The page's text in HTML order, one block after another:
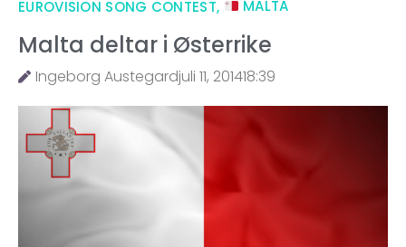
EUROVISION SONG CONTEST, MALTA
Malta deltar i Østerrike
Ingeborg Austegardjuli 11, 201418:39